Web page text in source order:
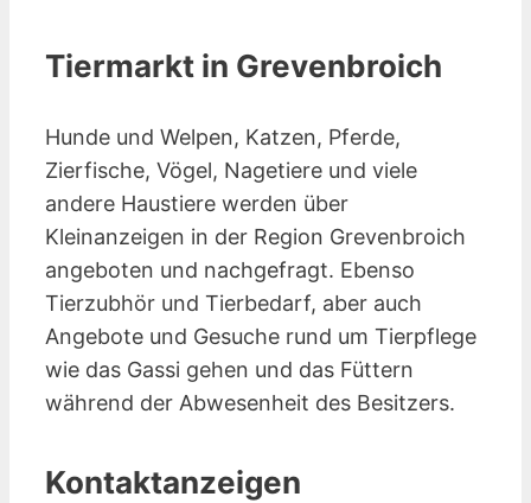
Tiermarkt in Grevenbroich
Hunde und Welpen, Katzen, Pferde,
Zierfische, Vögel, Nagetiere und viele
andere Haustiere werden über
Kleinanzeigen in der Region Grevenbroich
angeboten und nachgefragt. Ebenso
Tierzubhör und Tierbedarf, aber auch
Angebote und Gesuche rund um Tierpflege
wie das Gassi gehen und das Füttern
während der Abwesenheit des Besitzers.
Kontaktanzeigen